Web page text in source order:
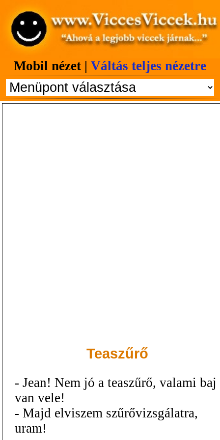
Mobil nézet | Váltás teljes nézetre
Teaszűrő
- Jean! Nem jó a teaszűrő, valami baj
van vele!
- Majd elviszem szűrővizsgálatra,
uram!